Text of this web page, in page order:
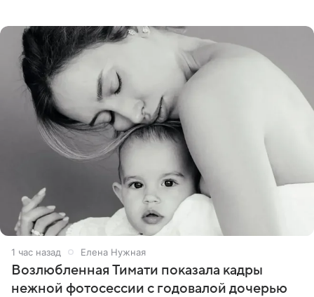
1 час назад Елена Нужная
Возлюбленная Тимати показала кадры
нежной фотосессии с годовалой дочерью